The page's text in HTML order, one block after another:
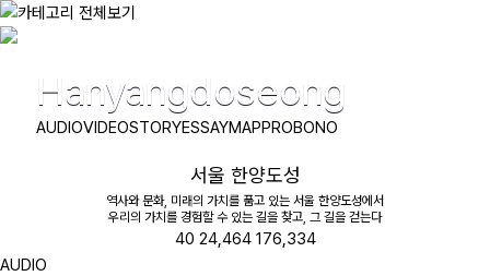
길이야기
시골버스
성북
Hanyangdoseong
AUDIOVIDEOSTORYESSAYMAPPROBONO
서울 한양도성
역사와 문화, 미래의 가치를 품고 있는 서울 한양도성에서
우리의 가치를 경험할 수 있는 길을 찾고, 그 길을 걷는다
40 24,464 176,334
AUDIO